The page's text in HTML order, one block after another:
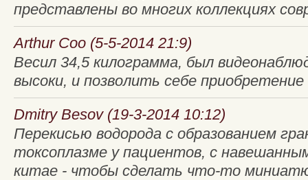
представлены во многих коллекциях
Arthur Coo (5-5-2014 21:9)
Весил 34,5 килограмма, был
высоки, и позволить себе
Dmitry Besov (19-3-2014 10:12)
Перекисью водорода с образованием
токсоплазме у пациентов, с
китае - чтобы сделать что-то